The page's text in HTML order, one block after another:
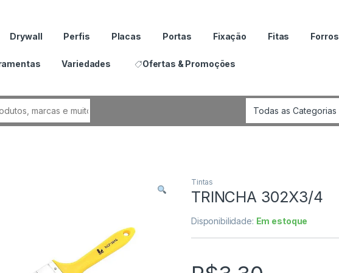
Drywall Perfis Placas Portas Fixação Fitas Forros
Variedades Ofertas & Promoções
Tintas
TRINCHA 302X3/4
Disponibilidade: Em estoque